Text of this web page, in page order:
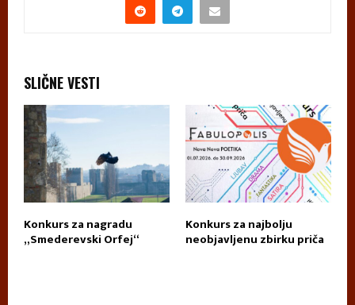
SLIČNE VESTI
Konkurs za nagradu
„Smederevski Orfej“
Konkurs za najbolju
neobjavljenu zbirku priča